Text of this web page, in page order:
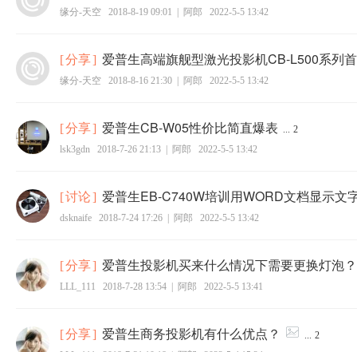
缘分-天空 2018-8-19 09:01 阿郎 2022-5-5 13:42
[分享] 爱普生高端旗舰型激光投影机CB-L500系列
缘分-天空 2018-8-16 21:30 阿郎 2022-5-5 13:42
[分享] 爱普生CB-W05性价比简直爆表 ... 2
lsk3gdn
2018-7-26 21:13 阿郎 2022-5-5 13:42
[讨论] 爱普生EB-C740W培训用WORD文档显示文
dsknaife 2018-7-24 17:26 阿郎 2022-5-5 13:42
[分享] 爱普生投影机买来什么情况下需要更换灯泡？
LLL_111 2018-7-28 13:54 阿郎 2022-5-5 13:41
[分享] 爱普生商务投影机有什么优点？ ... 2